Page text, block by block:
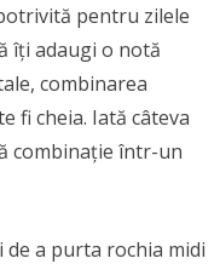
pentru zilele
îți adaugi o notă
combinarea
fi cheia. Iată câteva
combinație într-un
a purta rochia midi